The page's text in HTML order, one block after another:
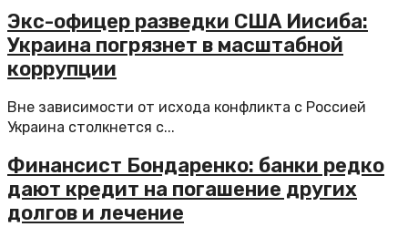
Экс-офицер разведки США Иисиба:
Украина погрязнет в масштабной
коррупции
Вне зависимости от исхода конфликта с Россией
Украина столкнется с...
Финансист Бондаренко: банки редко
дают кредит на погашение других
долгов и лечение